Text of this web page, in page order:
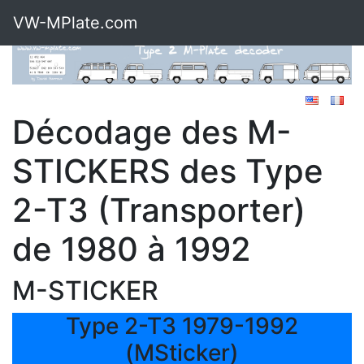
VW-MPlate.com
Décodage des M-
STICKERS des Type
2-T3 (Transporter)
de 1980 à 1992
M-STICKER
Type 2-T3 1979-1992
(MSticker)